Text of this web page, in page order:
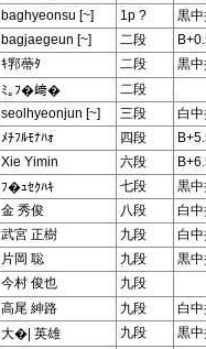
baghyeonsu [~] 1p ?
黒
bagjaegeun [~] 二段
ｷ郛蔕ﾀ 二段
黒
ﾐ｡ﾌ�﨑�
二段
seolhyeonjun [~] 三段
白
ﾒﾁﾌﾙﾓﾅﾊｫ 四段
Xie Yimin 六段
ﾌ�ｭｾｸﾊｷ 七段
黒
金 秀俊 八段
白
武宮 正樹 九段
白
片岡 聡 九段
黒
今村 俊也
九段
高尾 紳路 九段
白
大�| 英雄 九段
黒